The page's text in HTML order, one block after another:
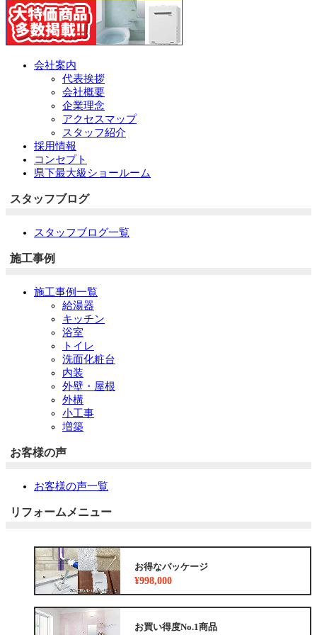
会社案内
代表挨拶
会社概要
企業理念
アクセスマップ
スタッフ紹介
採用情報
コンセプト
県下最大級ショールーム
スタッフブログ
スタッフブログ一覧
施工事例
施工事例一覧
給湯器
キッチン
浴室
トイレ
洗面化粧台
内装
外壁・屋根
外構
小工事
増築
お客様の声
お客様の声一覧
リフォームメニュー
お得なパッケージ
¥998,000
お買い得度No.1商品